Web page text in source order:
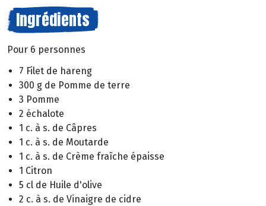
Ingrédients
Pour 6 personnes
7 Filet de hareng
300 g de Pomme de terre
3 Pomme
2 échalote
1 c. à s. de Câpres
1 c. à s. de Moutarde
1 c. à s. de Crème fraîche épaisse
1 Citron
5 cl de Huile d'olive
2 c. à s. de Vinaigre de cidre